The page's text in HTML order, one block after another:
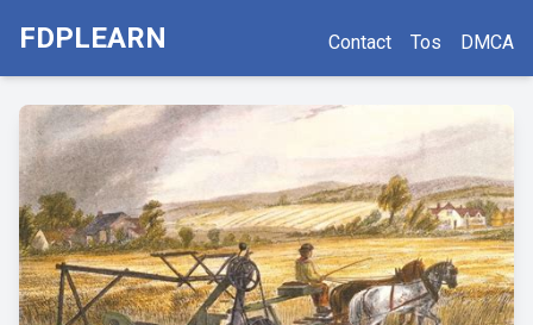
FDPLEARN Contact Tos DMCA